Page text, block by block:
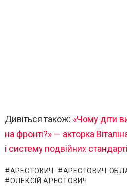
Дивіться також: «Чому діти
на фронті?» — акторка
і систему подвійних
АРЕСТОВИЧ
АРЕСТОВИЧ
ОЛЕКСІЙ АРЕСТОВИЧ